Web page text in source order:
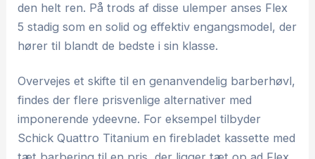
den helt ren. På trods af disse ulemper anses Flex
5 stadig som en solid og effektiv engangsmodel, der
hører til blandt de bedste i sin klasse.
Overvejes et skifte til en genanvendelig barberhøvl,
findes der flere prisvenlige alternativer med
imponerende ydeevne. For eksempel tilbyder
Schick Quattro Titanium en firebladet kassette med